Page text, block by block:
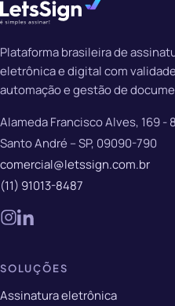
Plataforma brasileira de
eletrônica e digital com
automação e gestão de
Alameda Francisco Alves, 169 -
Santo André – SP, 09090-790
comercial@letssign.com.br
(11) 91013-8487
SOLUÇÕES
Assinatura eletrônica